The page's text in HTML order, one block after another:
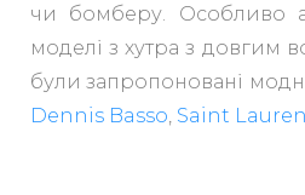
чи бомберу. Особливо
моделі з хутра з довгим
були запропоновані
Dennis Basso, Saint